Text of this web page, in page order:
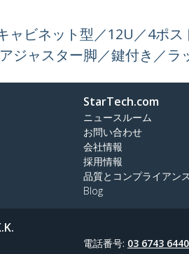
ャビネット型／12U／4ポ
ジャスター脚／鍵付き／ラ
StarTech.com
ニュースルーム
お問い合わせ
会社情報
採用情報
品質とコンプライアンス
Blog
電話番号: 03 6743 6440